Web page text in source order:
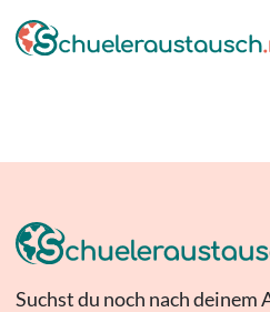
Suchst du noch nach deinem